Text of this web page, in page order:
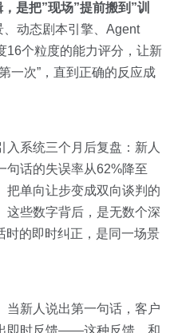
是把”现场”提前搬到”训
动态剧本引擎、Agent
16个粒度的能力评分，让新
一次”，直到正确的反应成
入系统三个月后复盘：新人
句话的失误率从62%降至
把单向让步变成双向谈判的
这些数字背后，是无数个深
时的即时纠正，是同一场景
当新人说出第一句话，客户
即时反馈——这种反馈，和